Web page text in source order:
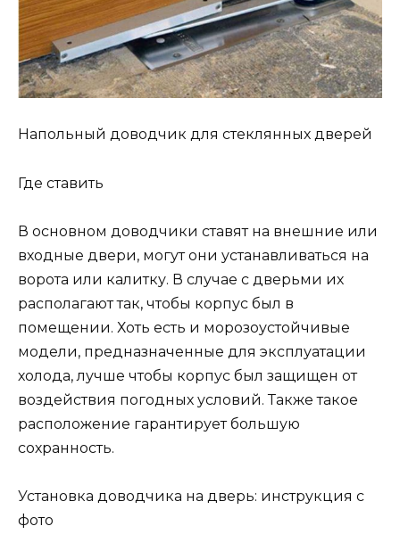
Напольный доводчик для стеклянных дверей
Где ставить
В основном доводчики ставят на внешние или
входные двери, могут они устанавливаться на
ворота или калитку. В случае с дверьми их
располагают так, чтобы корпус был в
помещении. Хоть есть и морозоустойчивые
модели, предназначенные для эксплуатации
холода, лучше чтобы корпус был защищен от
воздействия погодных условий. Также такое
расположение гарантирует большую
сохранность.
Установка доводчика на дверь: инструкция с
фото